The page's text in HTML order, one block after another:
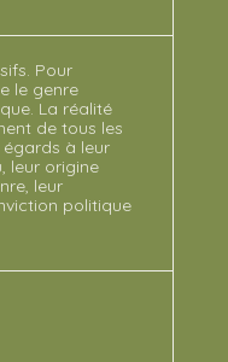
Pour
le genre
La réalité
de tous les
à leur
leur origine
leur
politique